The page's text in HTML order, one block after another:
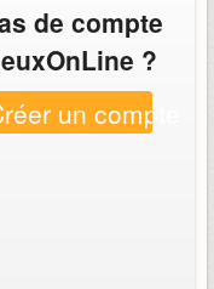
de compte
?
un compte